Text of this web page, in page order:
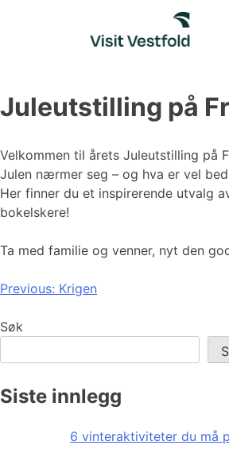
Juleutstilling på
Velkommen til årets Juleutstilling på
Julen nærmer seg – og hva er vel
Her finner du et inspirerende utvalg
bokelskere!
Ta med familie og venner, nyt den
Innleggsnavigasjon
Previous: Krigen
Søk
Siste innlegg
6 vinteraktiviteter du må